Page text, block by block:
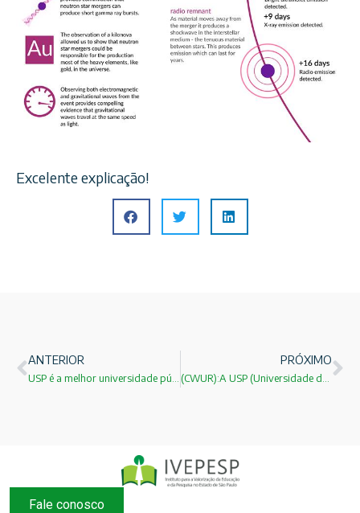
Excelente explicação!
ANTERIOR PRÓXIMO
Fale conosco